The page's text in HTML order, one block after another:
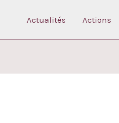
Actualités Actions